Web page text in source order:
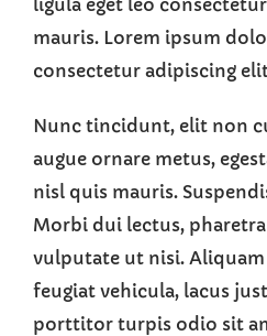
mauris. Lorem ipsum
consectetur adipiscing
Nunc tincidunt, elit non
augue ornare metus,
nisl quis mauris.
Morbi dui lectus,
vulputate ut nisi. Aliquam
feugiat vehicula, lacus
porttitor turpis odio sit